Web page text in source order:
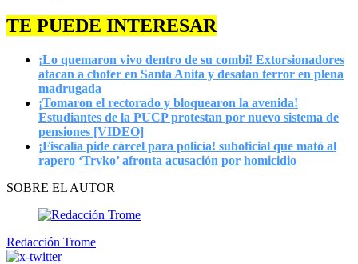
TE PUEDE INTERESAR
¡Lo quemaron vivo dentro de su combi! Extorsionadores
atacan a chofer en Santa Anita y desatan terror en plena
madrugada
¡Tomaron el rectorado y bloquearon la avenida!
Estudiantes de la PUCP protestan por nuevo sistema de
pensiones [VIDEO]
¡Fiscalía pide cárcel para policía! suboficial que mató al
rapero ‘Trvko’ afronta acusación por homicidio
SOBRE EL AUTOR
Redacción Trome